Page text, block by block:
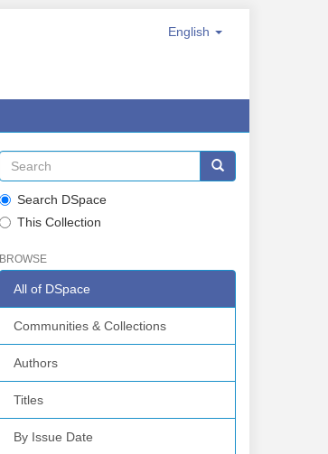
English
Search DSpace
This Collection
BROWSE
All of DSpace
Communities & Collections
Authors
Titles
By Issue Date